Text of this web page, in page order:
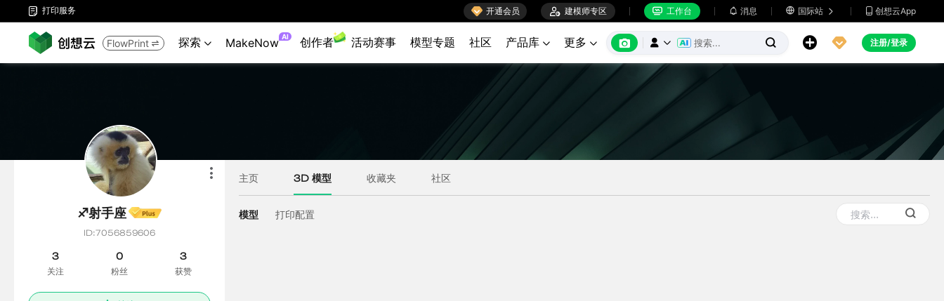
 打印服务  开通会员  建模师专区  工作台  消息  国际站   创想云App
FlowPrint  探索  MakeNow AI 创作者 活动赛事 模型专题 社区 产品库  更多        注册/登录